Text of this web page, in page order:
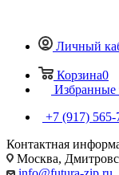
Личный
Корзина0
Избранные
+7 (917) 565-
Контактная
Москва,